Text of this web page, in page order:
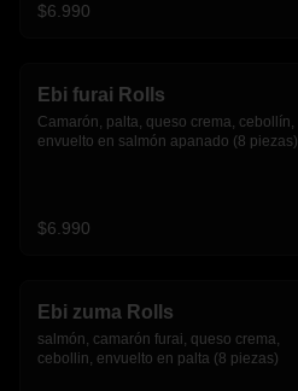
$6.990
Ebi furai Rolls
Camarón, palta, queso crema, cebollín,
envuelto en salmón apanado (8 piezas)
$6.990
Ebi zuma Rolls
salmón, camarón furai, queso crema,
cebollin, envuelto en palta (8 piezas)